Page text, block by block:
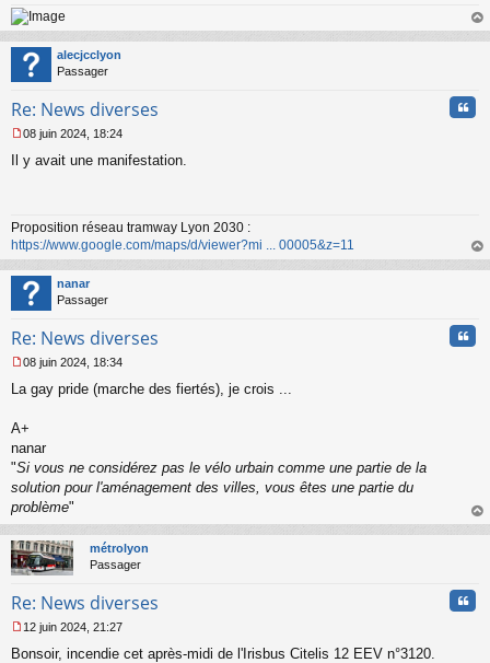
g
e
n
o
n
u
au
alecjcclyon
Passager
Re: News diverses
e
g
e
n
o
n
l
08 juin 2024, 18:24
Il y avait une manifestation.
Proposition réseau tramway Lyon 2030 :
https://www.google.com/maps/d/viewer?mi ... 00005&z=11
au
nanar
Passager
Re: News diverses
e
s
g
e
n
o
n
l
u
08 juin 2024, 18:34
La gay pride (marche des fiertés), je crois ...
A+
nanar
"Si vous ne considérez pas le vélo urbain comme une partie de la
solution pour l'aménagement des villes, vous êtes une partie du
problème"
au
métrolyon
Passager
Re: News diverses
e
12 juin 2024, 21:27
Bonsoir, incendie cet après-midi de l'Irisbus Citelis 12 EEV n°3120.